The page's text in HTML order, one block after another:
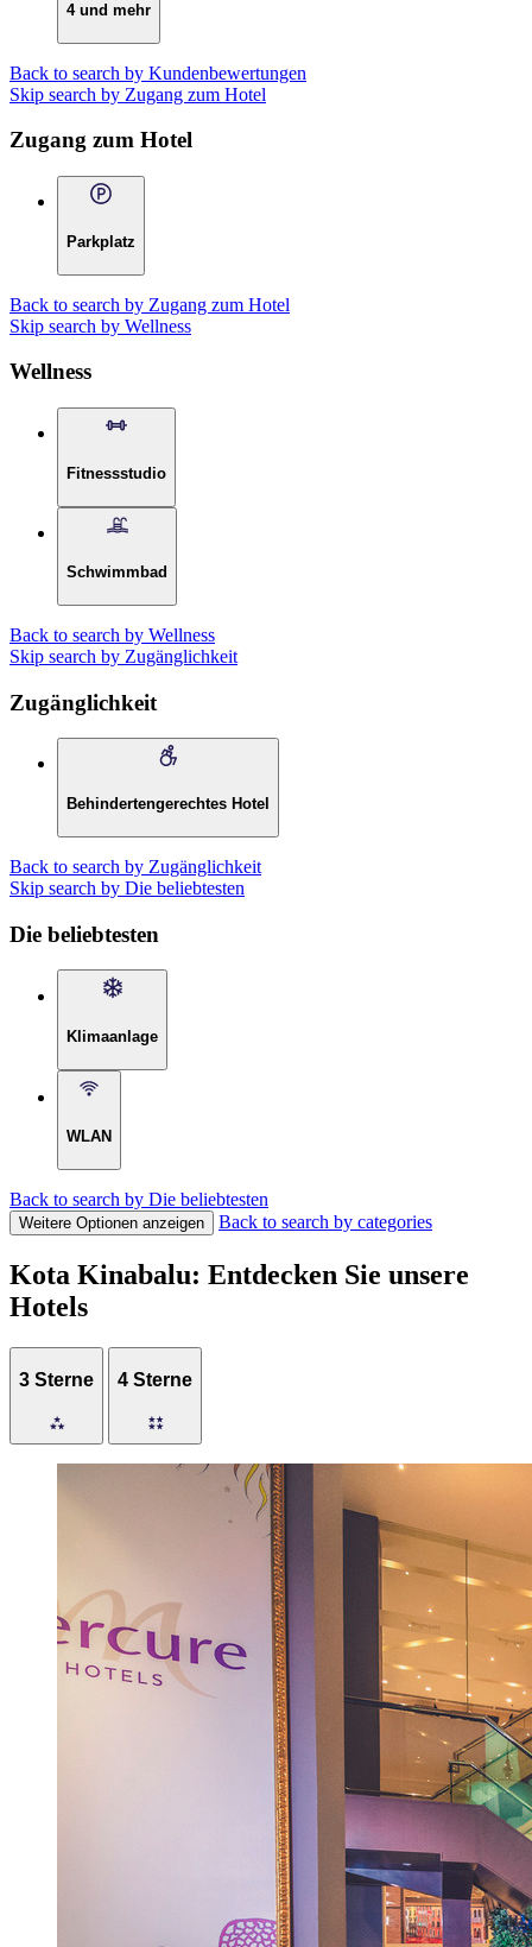
4 und mehr
Back to search by Kundenbewertungen
Skip search by Zugang zum Hotel
Zugang zum Hotel
Parkplatz
Back to search by Zugang zum Hotel
Skip search by Wellness
Wellness
Fitnessstudio
Schwimmbad
Back to search by Wellness
Skip search by Zugänglichkeit
Zugänglichkeit
Behindertengerechtes Hotel
Back to search by Zugänglichkeit
Skip search by Die beliebtesten
Die beliebtesten
Klimaanlage
WLAN
Back to search by Die beliebtesten
Weitere Optionen anzeigen Back to search by categories
Kota Kinabalu: Entdecken Sie unsere
Hotels
3 Sterne 4 Sterne